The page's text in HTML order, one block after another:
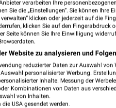
verarbeiten Ihre
Sie die „Einstellungen“. Sie können Ihre
klicken oder jederzeit auf die
klicken Sie auf den Fingerabdruck
Seite können Sie Ihre Einwilligung
Website zu analysieren und
reduzierter Daten zur Auswahl von
personalisierter Werbung.
Inhalte. Messung der
Kombinationen von Daten aus
von Inhalten.
USA gesendet werden.